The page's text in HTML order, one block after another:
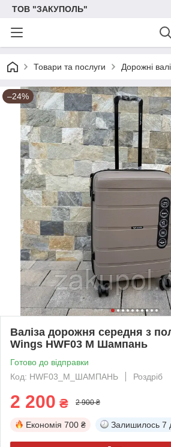
ТОВ "ЗАКУПОЛЬ"
Товари та послуги Дорожні
–24%
Валіза дорожня середня з
Wings HWF03 М Шампань
Готово до відправки
Код: HWF03_M_ШАМПАНЬ
Роздріб
2 200 ₴ 2 900 ₴
Економія 700 ₴ Залишилось 7